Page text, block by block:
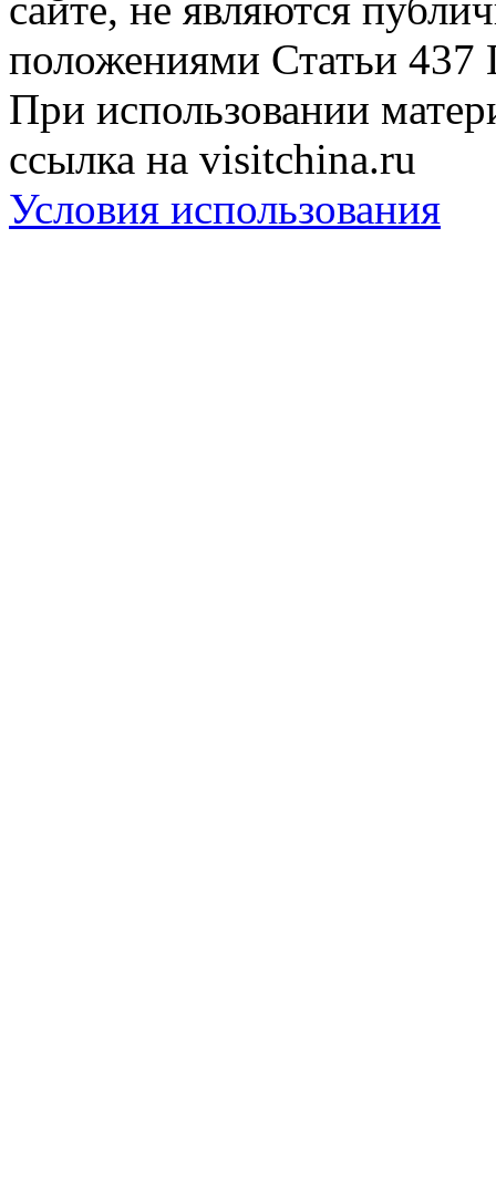
положениями Статьи 437
При использовании
ссылка на visitchina.ru
Условия использования